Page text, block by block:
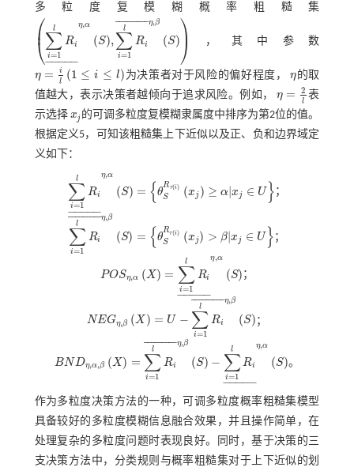
多粒度复模糊概率粗糙集
⎛
⎝
⎜∑
i=1
l
Ri
− −
−−−
η,α
(S),∑
i=1
l
Ri
¯ ¯
¯¯¯¯¯¯¯ η,β
(S)⎞
⎠⎟
∑ =1 R iη,α ∑i=1lR i¯ , βS ，其中参数
η =
i
l
(1 ≤ i ≤ l)
η=il1 ≤i ≤l 为决策者对于风险的偏好程度， η
η 的取
值越大，表示决策者越倾向于追求风险。例如，
η = 2
l
η=2l
表
示选择 xj
xj 的可调多粒度复模糊隶属度中排序为第2位的值。
根据定义5，可知该粗糙集上下近似以及正、负和边界域定
义如下：
∑
i=1
l
Ri
− −
−−−
η,α
(S) = {θ
Rτ(i)
S (x j ) ≥ α |x j ∈ U }
∑i=1lRiη S=θS Rτ xj ≥α| ∈U ；
∑
i=1
l
Ri
¯ ¯
¯¯¯¯¯¯¯ η,β
(S) = { θ
Rτ(i)
S (x j ) > β|x j ∈ U }
∑i=1 lRi¯ βS=θ SR ix j>β ∈U ；
POSη,α ( X ) = ∑
i=1
l
Ri
− −
−−−
η,α
(S)
POSη,αX =∑i=1 lRi ,α ；
NEGη, β (X ) = U − ∑
i=1
l
Ri
¯ ¯
¯¯¯¯¯¯¯ η,β
(S)
NEGη,βX=U-∑i =1l Ri¯ η,β S ；
BNDη,α,β (X) = ∑
i=1
l
Ri
¯ ¯
¯¯¯¯¯¯¯ η,β
(S) − ∑
i=1
l
Ri
− −
−−−
η,α
(S)
BNDη,α,βX =∑i=1 lRi η β S-∑ Riη, αS 。
作为多粒度决策方法的一种，可调多粒度概率粗糙集模型
具备较好的多粒度模糊信息融合效果，并且操作简单，在
处理复杂的多粒度问题时表现良好。同时，基于决策的三
支决策方法中，分类规则与概率粗糙集对于上下近似的划